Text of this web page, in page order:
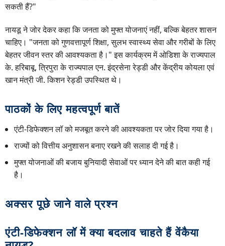
सकती हैं?"
नायडू ने जोर देकर कहा कि जनता को मुफ्त योजनाएं नहीं, बल्कि बेहतर शासन
चाहिए। "जनता को गुणवत्तापूर्ण शिक्षा, सुलभ स्वास्थ्य सेवा और गरीबों के लिए
बेहतर जीवन स्तर की आवश्यकता है।" इस कार्यक्रम में ओडिशा के राज्यपाल
के. हरिबाबू, त्रिपुरा के राज्यपाल एन. इंद्रसेना रेड्डी और केंद्रीय कोयला एवं
खान मंत्री जी. किशन रेड्डी उपस्थित थे।
पाठकों के लिए महत्वपूर्ण बातें
एंटी-डिफेक्शन लॉ को मजबूत करने की आवश्यकता पर जोर दिया गया है।
राज्यों को वित्तीय अनुशासन बनाए रखने की सलाह दी गई है।
मुफ्त योजनाओं की बजाय बुनियादी सेवाओं पर ध्यान देने की बात कही गई
है।
अक्सर पूछे जाने वाले प्रश्न
एंटी-डिफेक्शन लॉ में क्या बदलाव चाहते हैं वेंकैया